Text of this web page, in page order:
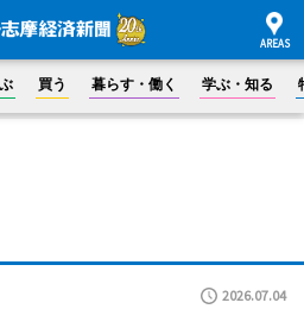
買う 暮らす・働く 学ぶ・知る
2026.07.04